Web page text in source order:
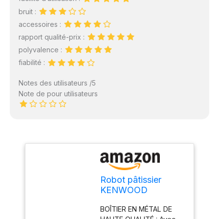
bruit :
accessoires :
rapport qualité-prix :
polyvalence :
fiabilité :
Notes des utilisateurs /5
Note de pour utilisateurs
Robot pâtissier
KENWOOD
- 1000 W - 5 L
BOÎTIER EN MÉTAL DE